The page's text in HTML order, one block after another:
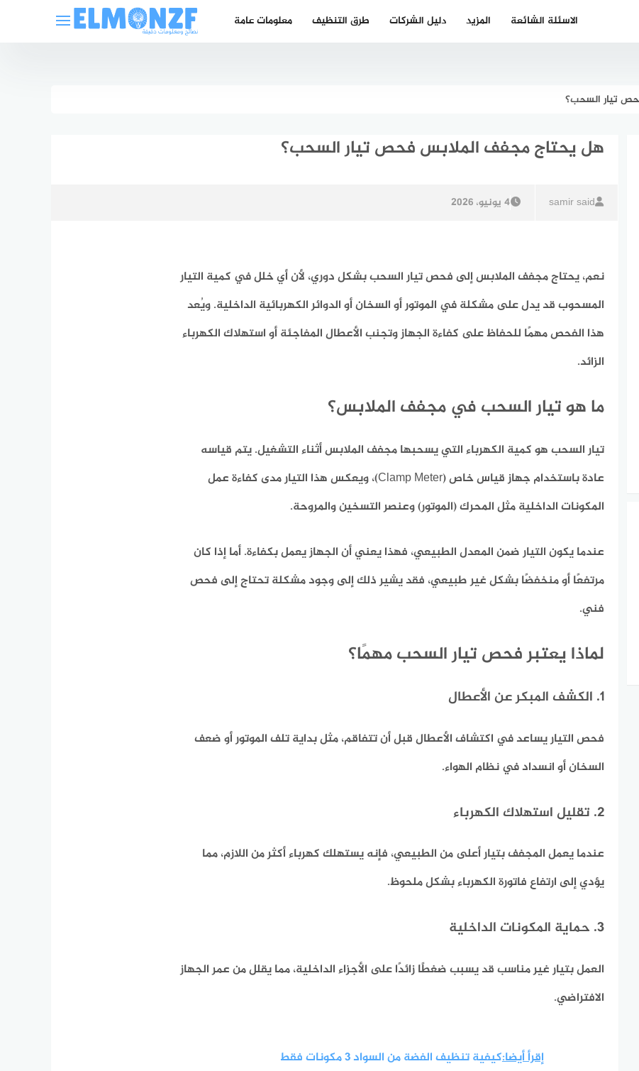
معلومات عامة طرق التنظيف دليل الشركات المزيد الاسئلة الشائعة
تيار السحب؟
هل يحتاج مجفف الملابس فحص تيار السحب؟
samir said 4 يونيو، 2026
نعم، يحتاج مجفف الملابس إلى فحص تيار السحب بشكل دوري، لأن أي خلل في كمية التيار
المسحوب قد يدل على مشكلة في الموتور أو السخان أو الدوائر الكهربائية الداخلية.ويُعد
هذا الفحص مهمًا للحفاظ على كفاءة الجهاز وتجنب الأعطال المفاجئة أو استهلاك الكهرباء
الزائد.
ما هو تيار السحب في مجفف الملابس؟
تيار السحب هو كمية الكهرباء التي يسحبها مجفف الملابس أثناء التشغيل. يتم قياسه
عادة باستخدام جهاز قياس خاص (Clamp Meter)، ويعكس هذا التيار مدى كفاءة عمل
المكونات الداخلية مثل المحرك (الموتور) وعنصر التسخين والمروحة.
عندما يكون التيار ضمن المعدل الطبيعي، فهذا يعني أن الجهاز يعمل بكفاءة. أما إذا كان
مرتفعًا أو منخفضًا بشكل غير طبيعي، فقد يشير ذلك إلى وجود مشكلة تحتاج إلى فحص
فني.
لماذا يعتبر فحص تيار السحب مهمًا؟
1. الكشف المبكر عن الأعطال
فحص التيار يساعد في اكتشاف الأعطال قبل أن تتفاقم، مثل بداية تلف الموتور أو ضعف
السخان أو انسداد في نظام الهواء.
2. تقليل استهلاك الكهرباء
عندما يعمل المجفف بتيار أعلى من الطبيعي، فإنه يستهلك كهرباء أكثر من اللازم، مما
يؤدي إلى ارتفاع فاتورة الكهرباء بشكل ملحوظ.
3. حماية المكونات الداخلية
العمل بتيار غير مناسب قد يسبب ضغطًا زائدًا على الأجزاء الداخلية، مما يقلل من عمر الجهاز
الافتراضي.
إقرأ أيضا:كيفية تنظيف الفضة من السواد 3 مكونات فقط